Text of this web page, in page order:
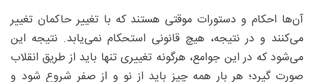
آن‌ها احکام و دستورات موقتی هستند که با تغییر حاکمان تغییر
می‌کنند و در نتیجه، هیچ قانونی استحکام نمی‌یابد. نتیجه این
می‌شود که در این جوامع، هرگونه تغییری تنها باید از طریق انقلاب
صورت گیرد؛ هر بار همه چیز باید از نو و از صفر شروع شود و